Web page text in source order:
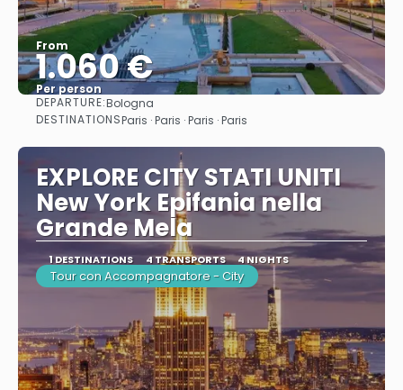
From
1.060 €
Per person
See
DEPARTURE:Bologna
DESTINATIONSParis · Paris · Paris · Paris
EXPLORE CITY STATI UNITI
New York Epifania nella
Grande Mela
1 DESTINATIONS 4 TRANSPORTS 4 NIGHTS
Tour con Accompagnatore - City